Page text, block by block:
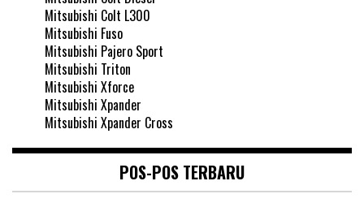
Mitsubishi Colt L300
Mitsubishi Fuso
Mitsubishi Pajero Sport
Mitsubishi Triton
Mitsubishi Xforce
Mitsubishi Xpander
Mitsubishi Xpander Cross
POS-POS TERBARU